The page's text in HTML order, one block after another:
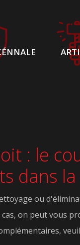
: le
dans
ou
cas, on peut vous